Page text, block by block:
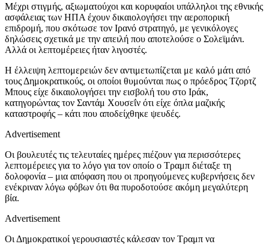
Μέχρι στιγμής, αξιωματούχοι και κορυφαίοι υπάλληλοι της εθνικής
ασφάλειας των ΗΠΑ έχουν δικαιολογήσει την αεροπορική
επιδρομή, που σκότωσε τον Ιρανό στρατηγό, με γενικόλογες
δηλώσεις σχετικά με την απειλή που αποτελούσε ο Σολεϊμάνι.
Αλλά οι λεπτομέρειες ήταν λιγοστές.
Η έλλειψη λεπτομερειών δεν αντιμετωπίζεται με καλό μάτι από
τους Δημοκρατικούς, οι οποίοι θυμούνται πως ο πρόεδρος Τζορτζ
Μπους είχε δικαιολογήσει την εισβολή του στο Ιράκ,
κατηγορώντας τον Σαντάμ Χουσεΐν ότι είχε όπλα μαζικής
καταστροφής – κάτι που αποδείχθηκε ψευδές.
Advertisement
Οι βουλευτές τις τελευταίες ημέρες πιέζουν για περισσότερες
λεπτομέρειες για το λόγο για τον οποίο ο Τραμπ διέταξε τη
δολοφονία – μια απόφαση που οι προηγούμενες κυβερνήσεις δεν
ενέκριναν λόγω φόβων ότι θα πυροδοτούσε ακόμη μεγαλύτερη
βία.
Advertisement
Οι Δημοκρατικοί γερουσιαστές κάλεσαν τον Τραμπ να